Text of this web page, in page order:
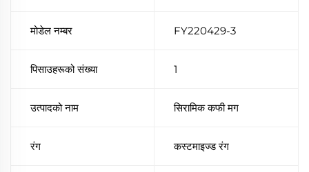
मोडेल नम्बर FY220429-3
पिसाउहरूको संख्या 1
उत्पादको नाम सिरामिक कफी मग
रंग कस्टमाइज्ड रंग